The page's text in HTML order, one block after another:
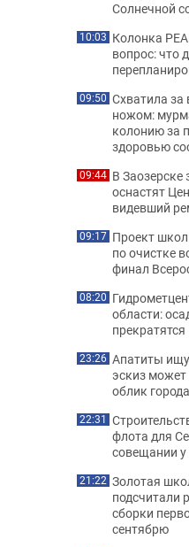
Солнечной
10:03 Колонка
вопрос: что
09:50 Схватила
ножом:
колонию за
здоровью
09:44 В Заозерске
оснастят
видевший
09:17 Проект
по очистке
финал
08:20
области:
прекратятся
23:26 Апатиты
эскиз может
облик
22:31
флота для
совещании
21:22 Золотая
подсчитали
сборки
сентябрю